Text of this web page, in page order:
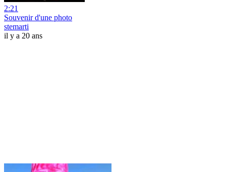
2:21
Souvenir d'une photo
stemarti
il y a 20 ans